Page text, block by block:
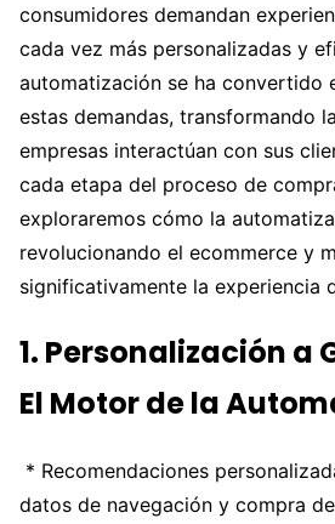
consumidores demandan
cada vez más personalizadas y
automatización se ha convertido
estas demandas, transformando
empresas interactúan con sus
cada etapa del proceso de
exploraremos cómo la
revolucionando el ecommerce y
significativamente la experiencia
1. Personalización a
El Motor de la
* Recomendaciones
datos de navegación y compra